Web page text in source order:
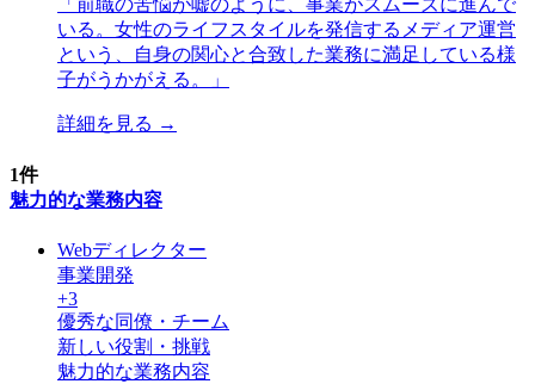
「 前職の苦悩が嘘のように、事業がスムーズに進んで
いる。女性のライフスタイルを発信するメディア運営
という、自身の関心と合致した業務に満足している様
子がうかがえる。
」
詳細を見る →
1件
魅力的な業務内容
Webディレクター
事業開発
+3
優秀な同僚・チーム
新しい役割・挑戦
魅力的な業務内容